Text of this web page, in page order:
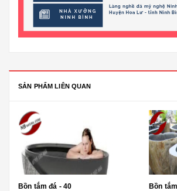
SẢN PHẨM LIÊN QUAN
Bồn tắm đá - 40 Bồn